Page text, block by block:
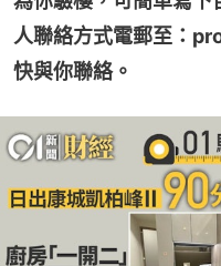
人聯絡方式電郵至：
快與你聯絡。